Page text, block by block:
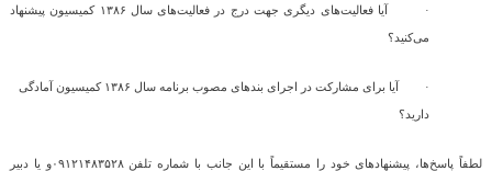
· آیا فعالیت‌های دیگری جهت درج در فعالیت‌های سال ۱۳۸۶ کمیسیون پیشنهاد
می‌کنید؟
· آیا برای مشارکت در اجرای بندهای مصوب برنامه سال ۱۳۸۶ کمیسیون آمادگی
دارید؟
لطفاً پاسخ‌ها، پیشنهادهای خود را مستقیماً با این جانب با شماره تلفن ۰۹۱۲۱۴۸۳۵۲۸و یا دبیر